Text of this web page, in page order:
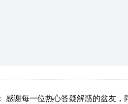
感谢每一位热心答疑解惑的盆友